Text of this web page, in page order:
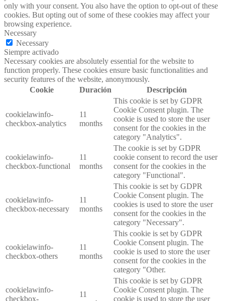
only with your consent. You also have the option to opt-out of these
cookies. But opting out of some of these cookies may affect your
browsing experience.
Necessary
Necessary
Siempre activado
Necessary cookies are absolutely essential for the website to
function properly. These cookies ensure basic functionalities and
security features of the website, anonymously.
Cookie
Duración Descripción
cookielawinfo-
checkbox-analytics
11
months
This cookie is set by GDPR
Cookie Consent plugin. The
cookie is used to store the user
consent for the cookies in the
category "Analytics".
cookielawinfo-
checkbox-functional
11
months
The cookie is set by GDPR
cookie consent to record the user
consent for the cookies in the
category "Functional".
cookielawinfo-
checkbox-necessary
11
months
This cookie is set by GDPR
Cookie Consent plugin. The
cookies is used to store the user
consent for the cookies in the
category "Necessary".
cookielawinfo-
checkbox-others
11
months
This cookie is set by GDPR
Cookie Consent plugin. The
cookie is used to store the user
consent for the cookies in the
category "Other.
cookielawinfo-
checkbox-
11
This cookie is set by GDPR
Cookie Consent plugin. The
cookie is used to store the user